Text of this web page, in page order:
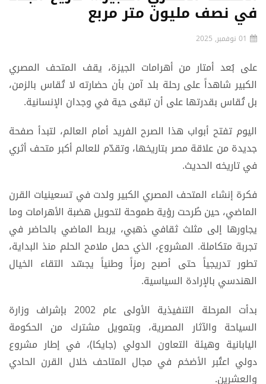
في نصف مليون متر مربع
01 نوفمبر, 2025
على بُعد أمتار من أهرامات الجيزة، يقف المتحف المصري
الكبير شاهداً على رحلة بلد آمن بأن حضارته لا تُقاس بالزمن،
بل تُقاس بقدرتها على أن تبقى حية في وجدان الإنسانية.
اليوم تفتح أبواب هذا الصرح الفريد أمام العالم، لتبدأ صفحة
جديدة من علاقة مصر بتاريخها، وتقدّم للعالم أكبر متحف أثري
في تاريخه الحديث.
فكرة إنشاء المتحف المصري الكبير ولدت في تسعينيات القرن
الماضي، حين طُرحت رؤية طموحة لتحويل هضبة الأهرامات وما
يجاورها إلى مثلث ثقافي ذهبي، يربط الماضي بالحاضر في
تجربة متكاملة. المشروع، الذي حمل ملامح الحلم منذ البداية،
تطور تدريجياً حتى أصبح رمزاً وطنياً يجسّد التقاء الخيال
الهندسي بالإرادة السياسية.
بدأت المرحلة التنفيذية الأولى عام 2002 بإشراف وزارة
السياحة والآثار المصرية، وبتمويل مشترك من الحكومة
اليابانية وهيئة التعاون الدولي (جايكا)، في إطار مشروع
دولي اعتُبر الأضخم في مجال المتاحف خلال القرن الحادي
والعشرين.